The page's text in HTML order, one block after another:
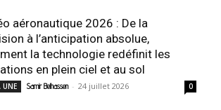
aéronautique 2026 : De la
à l’anticipation absolue,
la technologie redéfinit les
en plein ciel et au sol
UNE Samir Belhassen - 24 juillet 2026 0